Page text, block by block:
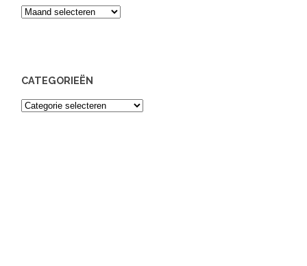
Archief
CATEGORIEËN
Categorieën